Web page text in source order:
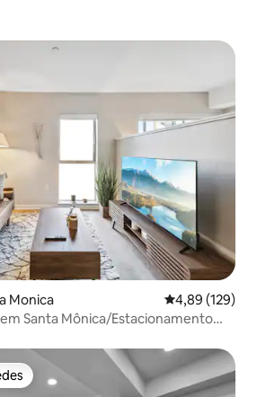
Monica 4,89 de uma
4,89 (129)
Santa Mônica/Estacionamento